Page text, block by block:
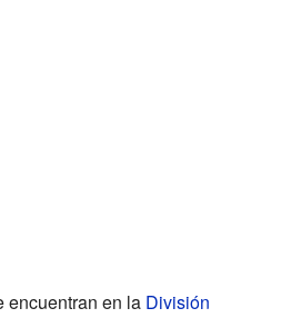
encuentran en la División